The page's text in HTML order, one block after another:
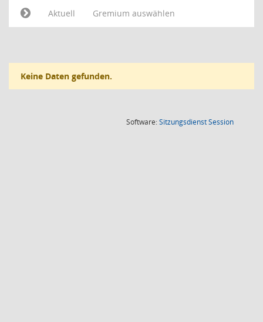
Aktuell
Gremium auswählen
Keine Daten gefunden.
Software:SitzungsdienstSession(Wird in